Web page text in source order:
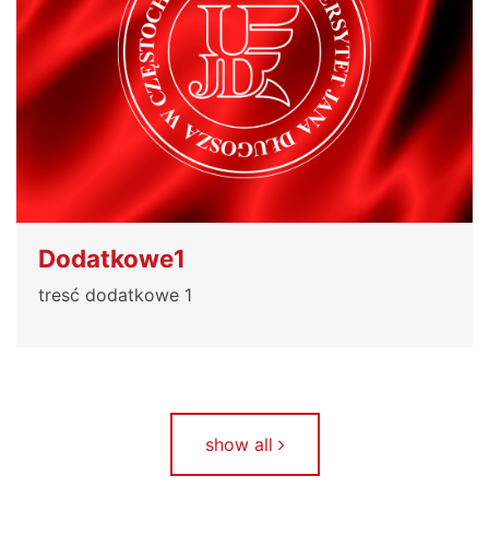
Dodatkowe1
tresć dodatkowe 1
show all